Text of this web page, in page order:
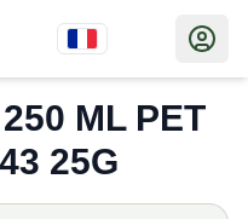
ML PET
25G